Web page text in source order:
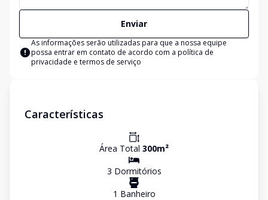
Enviar
As informações serão utilizadas para que a nossa equipe
possa entrar em contato de acordo com a política de
privacidade e termos de serviço
Características
Área Total 300m²
3 Dormitórios
1 Banheiro